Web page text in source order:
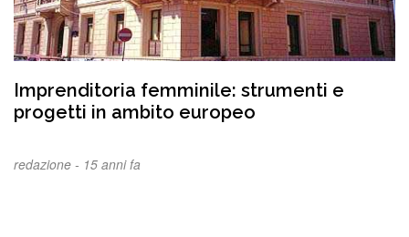
Imprenditoria femminile: strumenti e
progetti in ambito europeo
redazione - 15 anni fa